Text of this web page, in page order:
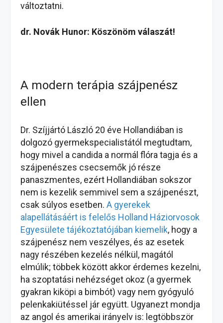
változtatni.
dr. Novák Hunor: Köszönöm válaszát!
A modern terápia szájpenész
ellen
Dr. Szíjjártó László 20 éve Hollandiában is
dolgozó gyermekspecialistától megtudtam,
hogy mivel a candida a normál flóra tagja és a
szájpenészes csecsemők jó része
panaszmentes, ezért Hollandiában sokszor
nem is kezelik semmivel sem a szájpenészt,
csak súlyos esetben. A gyerekek
alapellátásáért is felelős Holland Háziorvosok
Egyesülete tájékoztatójában kiemelik, hogy a
szájpenész nem veszélyes, és az esetek
nagy részében kezelés nélkül, magától
elmúlik; többek között akkor érdemes kezelni,
ha szoptatási nehézséget okoz (a gyermek
gyakran kiköpi a bimbót) vagy nem gyógyuló
pelenkakiütéssel jár együtt. Ugyanezt mondja
az angol és amerikai irányelv is: legtöbbször